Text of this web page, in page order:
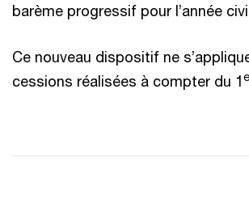
barème progressif pour l’année
Ce nouveau dispositif ne
cessions réalisées à compter du 1